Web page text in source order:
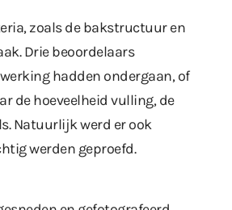
zoals de bakstructuur en
Drie beoordelaars
hadden ondergaan, of
de hoeveelheid vulling, de
Natuurlijk werd er ook
werden geproefd.